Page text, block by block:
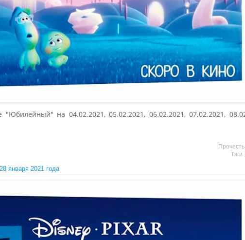
на 04.02.2021, 05.02.2021, 06.02.2021, 07.02.2021,
Прочесть
Тэги :
января 2021 года